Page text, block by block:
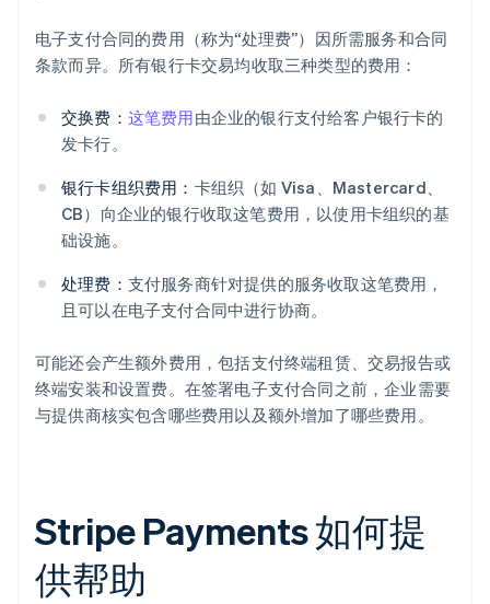
电子支付合同的费用（称为“处理费”）因所需服务和合同
条款而异。所有银行卡交易均收取三种类型的费用：
交换费： 这笔费用由企业的银行支付给客户银行卡的
发卡行。
银行卡组织费用： 卡组织（如 Visa、Mastercard、
CB）向企业的银行收取这笔费用，以使用卡组织的基
础设施。
处理费： 支付服务商针对提供的服务收取这笔费用，
且可以在电子支付合同中进行协商。
可能还会产生额外费用，包括支付终端租赁、交易报告或
终端安装和设置费。在签署电子支付合同之前，企业需要
与提供商核实包含哪些费用以及额外增加了哪些费用。
Stripe Payments 如何提
供帮助